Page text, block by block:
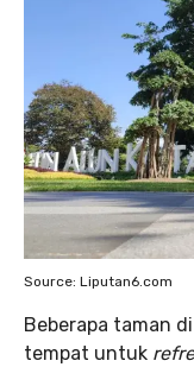
Source: Liputan6.com
Beberapa taman
tempat untuk